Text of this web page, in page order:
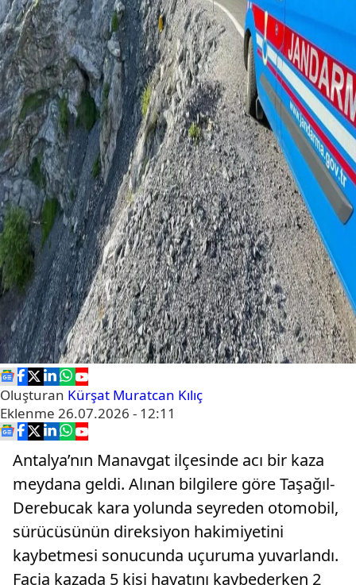
Oluşturan Kürşat Muratcan Kılıç
Eklenme 26.07.2026 - 12:11
Antalya’nın Manavgat ilçesinde acı bir kaza
meydana geldi. Alınan bilgilere göre Taşağıl-
Derebucak kara yolunda seyreden otomobil,
sürücüsünün direksiyon hakimiyetini
kaybetmesi sonucunda uçuruma yuvarlandı.
Facia kazada 5 kişi hayatını kaybederken 2